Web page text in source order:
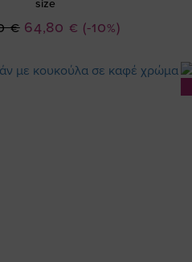
size
(-10%)
Ειδική
64,80 €
€